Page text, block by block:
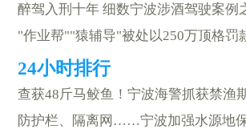
醉驾入刑十年 细数宁波涉酒驾驶案例
"作业帮""猿辅导"被处以250万顶格罚